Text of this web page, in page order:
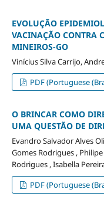
EVOLUÇÃO
VACINAÇÃO CONTRA
MINEIROS-GO
Vinícius Silva Carrijo,
PDF (Portuguese
O BRINCAR COMO
UMA QUESTÃO DE
Evandro Salvador Alves
Gomes Rodrigues ,
Rodrigues , Isabella
PDF (Portuguese